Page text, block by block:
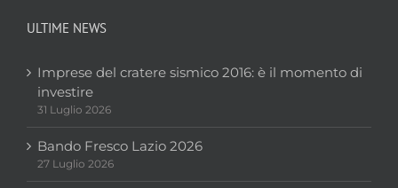
ULTIME NEWS
Imprese del cratere sismico 2016: è il momento di
investire
31 Luglio 2026
Bando Fresco Lazio 2026
27 Luglio 2026